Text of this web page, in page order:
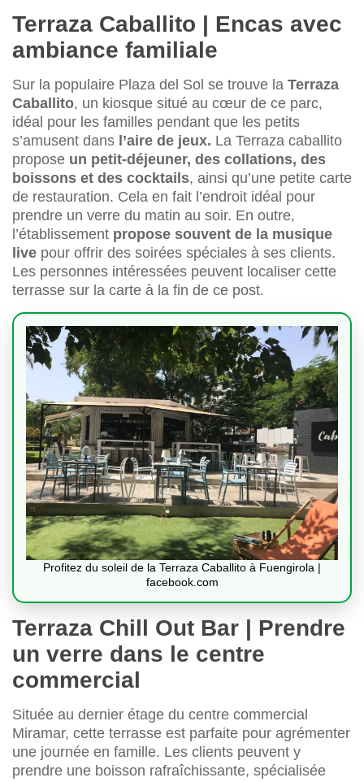
Terraza Caballito | Encas avec
ambiance familiale
Sur la populaire Plaza del Sol se trouve la Terraza
Caballito, un kiosque situé au cœur de ce parc,
idéal pour les familles pendant que les petits
s’amusent dans l’aire de jeux. La Terraza caballito
propose un petit-déjeuner, des collations, des
boissons et des cocktails, ainsi qu’une petite carte
de restauration. Cela en fait l’endroit idéal pour
prendre un verre du matin au soir. En outre,
l’établissement propose souvent de la musique
live pour offrir des soirées spéciales à ses clients.
Les personnes intéressées peuvent localiser cette
terrasse sur la carte à la fin de ce post.
Profitez du soleil de la Terraza Caballito à Fuengirola |
facebook.com
Terraza Chill Out Bar | Prendre
un verre dans le centre
commercial
Située au dernier étage du centre commercial
Miramar, cette terrasse est parfaite pour agrémenter
une journée en famille. Les clients peuvent y
prendre une boisson rafraîchissante, spécialisée